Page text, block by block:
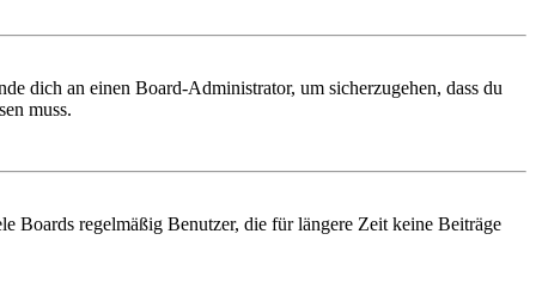
dich an einen Board-Administrator, um sicherzugehen, dass du
muss.
Boards regelmäßig Benutzer, die für längere Zeit keine Beiträge